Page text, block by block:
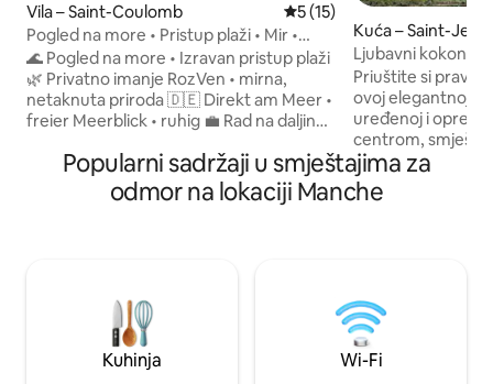
Vila – Saint-Coulomb Prosječna ocjena: 5/5,
5 (15)
Pogled na more • Pristup plaži • Mir •
Besplatno parkirališno mjesto
🌊 Pogled na more • Izravan pristup plaži
🌿 Privatno imanje RozVen • mirna,
netaknuta priroda 🇩🇪 Direkt am Meer •
freier Meerblick • ruhig 💼 Rad na daljinu •
stanica za punjenje električnih
automobila snage 22 kW 🍼 Komplet za
bebe • Jednostavno putovanje 🍽
🛏 3 spavaće sobe • 2 do 6 osoba 🌅
Terasa s pogledom na more ✨
Mogućnost smještaja u kućama u
zaseoku ⛳ Golf teren Dinard • 💆‍♀️
Kuća – Saint-
Ljubavni kokon
jacuzzijem”
Priuštite si pravi
ovoj elegantnoj
uređenoj i
centrom,
Normandije
kupola površine
otvoreni prostor
središtu se nalazi
bračnim
se pruža
a atmosfera je
Popularni sadržaji u smještajima za
odmor na lokaciji Manche
Kuhinja Wi-Fi